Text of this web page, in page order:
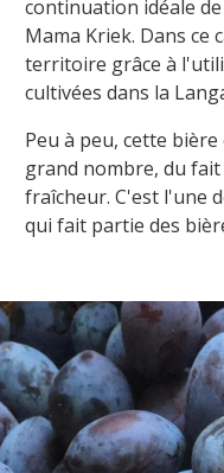
continuation idéale
Mama Kriek. Dans ce
territoire grâce à
cultivées dans la
Peu à peu, cette
grand nombre, du fait
fraîcheur. C'est l'une
qui fait partie des